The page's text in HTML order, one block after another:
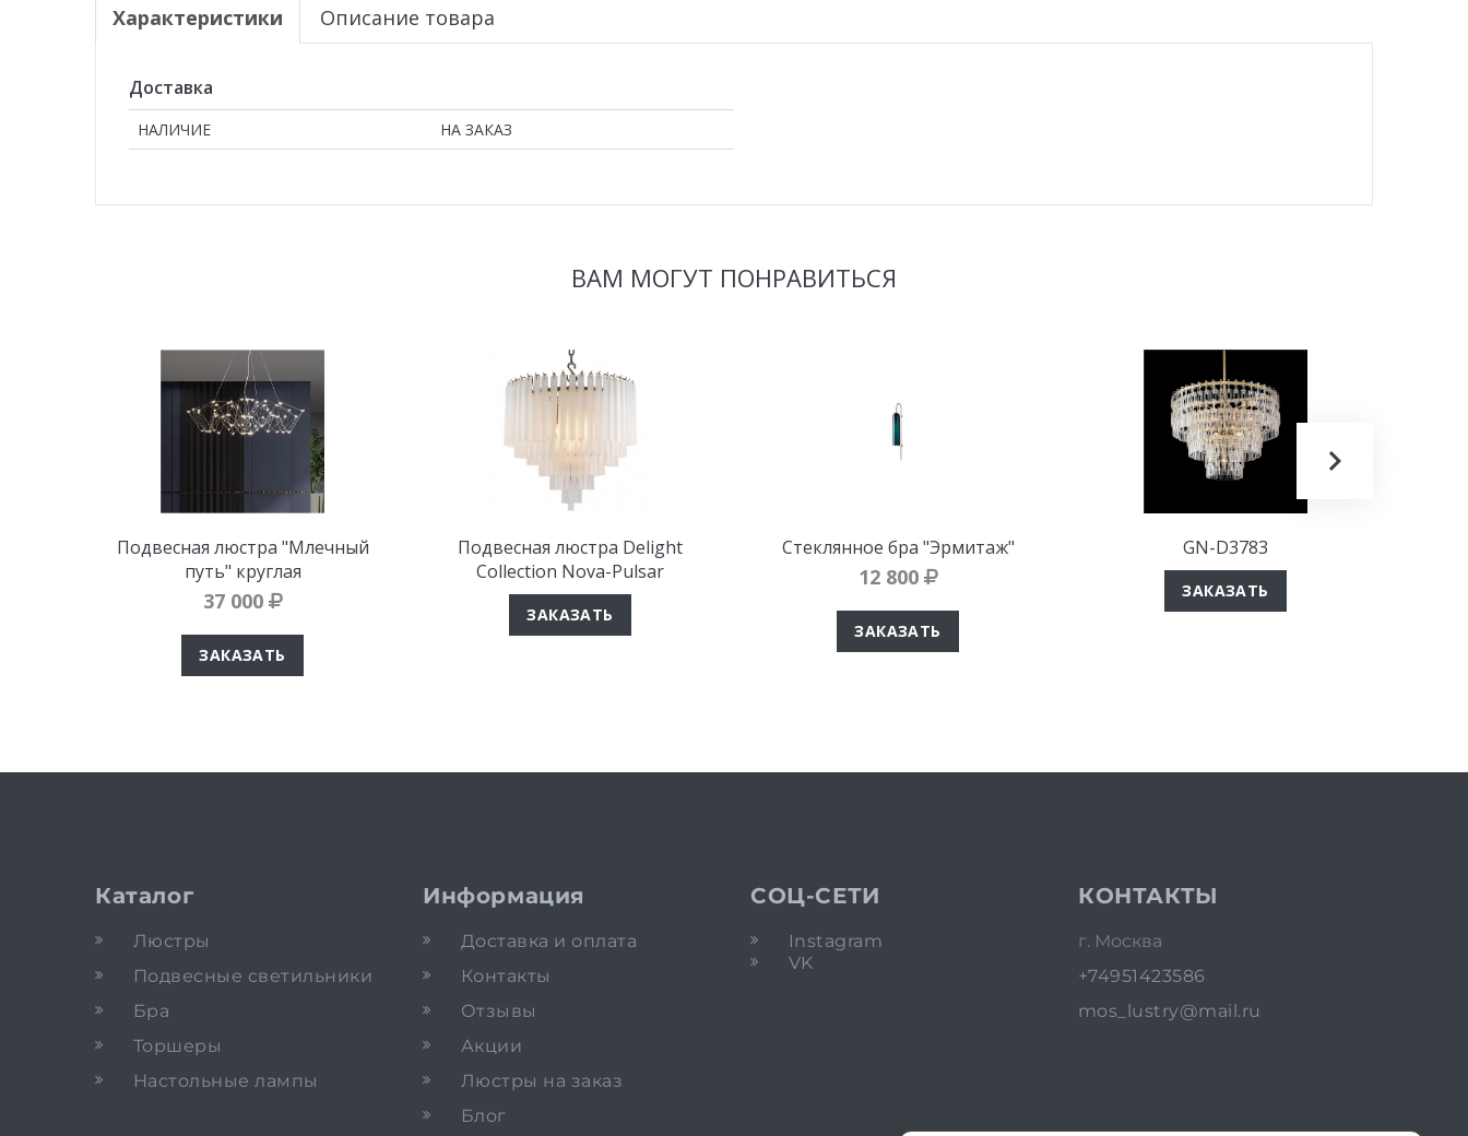
Характеристики Описание товара
Доставка
НАЛИЧИЕ НА ЗАКАЗ
ВАМ МОГУТ ПОНРАВИТЬСЯ
Подвесная люстра "Млечный
путь" круглая
37 000
ЗАКАЗАТЬ
Подвесная люстра Delight
Collection Nova-Pulsar
ЗАКАЗАТЬ
Стеклянное бра "Эрмитаж"
12 800
ЗАКАЗАТЬ
GN-D3783
ЗАКАЗАТЬ
Каталог
Люстры
Подвесные светильники
Бра
Торшеры
Настольные лампы
Информация
Доставка и оплата
Контакты
Отзывы
Акции
Люстры на заказ
Блог
СОЦ-СЕТИ
Instagram
VK
КОНТАКТЫ
г. Москва
+74951423586
mos_lustry@mail.ru